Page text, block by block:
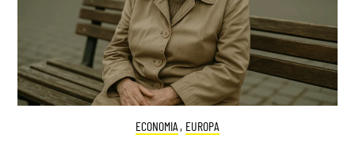
ECONOMIA , EUROPA